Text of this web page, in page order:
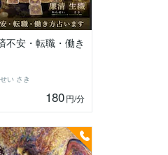
不安・転職・働き
い さき
180円/分